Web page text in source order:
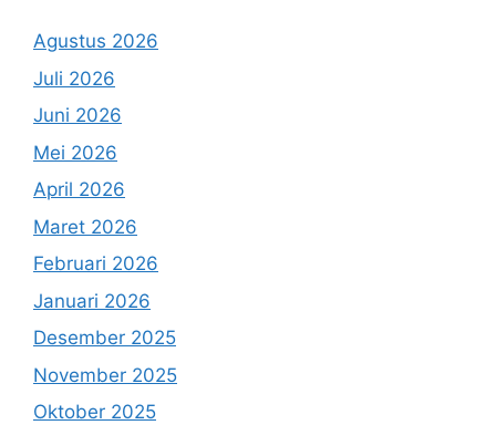
Agustus 2026
Juli 2026
Juni 2026
Mei 2026
April 2026
Maret 2026
Februari 2026
Januari 2026
Desember 2025
November 2025
Oktober 2025